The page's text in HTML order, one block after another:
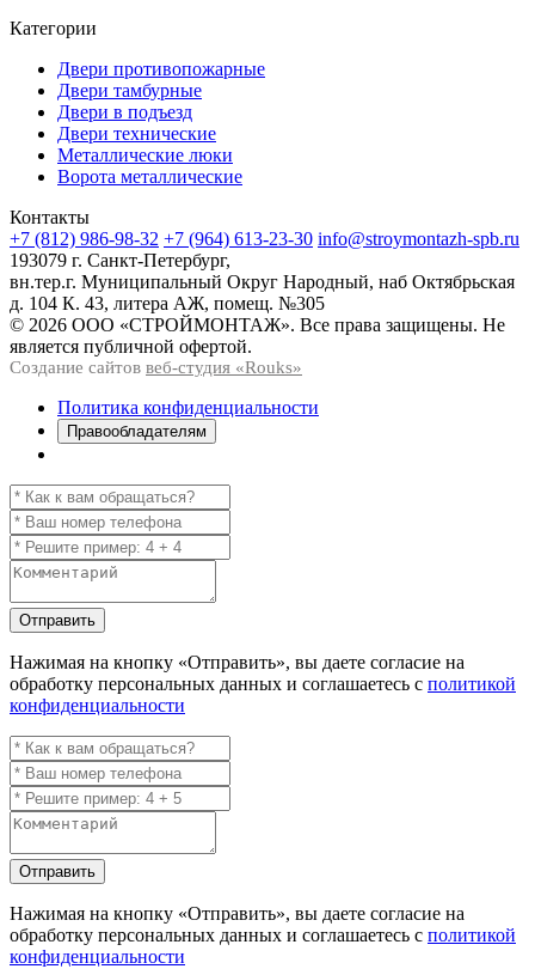
Категории
Двери противопожарные
Двери тамбурные
Двери в подъезд
Двери технические
Металлические люки
Ворота металлические
Контакты
+7 (812) 986-98-32 +7 (964) 613-23-30 info@stroymontazh-spb.ru
193079 г. Санкт-Петербург,
вн.тер.г. Муниципальный Округ Народный, наб Октябрьская
д. 104 К. 43, литера АЖ, помещ. №305
© 2026 ООО «СТРОЙМОНТАЖ». Все права защищены. Не
является публичной офертой.
Создание сайтов веб-студия «Rouks»
Политика конфиденциальности
Правообладателям
Отправить
Нажимая на кнопку «Отправить», вы даете согласие на
обработку персональных данных и соглашаетесь с политикой
конфиденциальности
Отправить
Нажимая на кнопку «Отправить», вы даете согласие на
обработку персональных данных и соглашаетесь с политикой
конфиденциальности